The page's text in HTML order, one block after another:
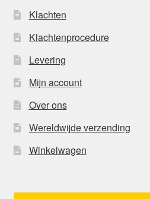
Klachten
Klachtenprocedure
Levering
Mijn account
Over ons
Wereldwijde verzending
Winkelwagen